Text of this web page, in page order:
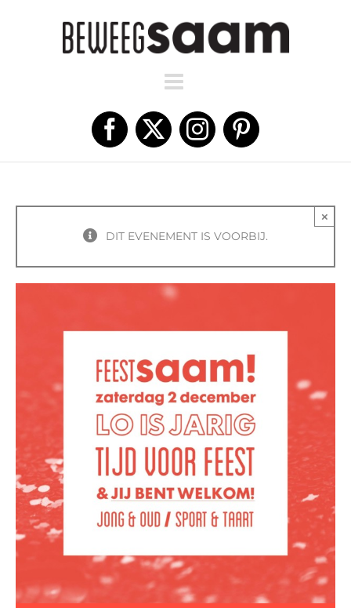
Facebook
X InstagramPinterest
DIT EVENEMENT IS VOORBIJ.
×